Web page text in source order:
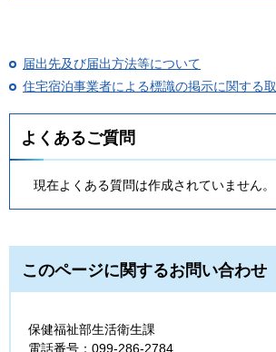
届出先及び届出方法等について
住宅宿泊事業者による標識の掲示に関する
よくあるご質問
現在よくある質問は作成されていません。
このページに関するお問い合わせ
保健福祉部生活衛生課
電話番号：099-286-2784